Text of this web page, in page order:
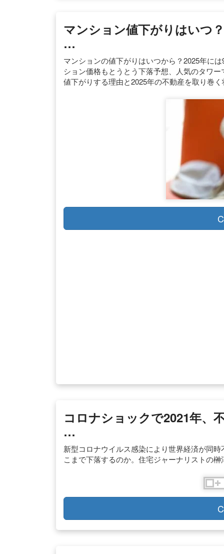
マンション値下がりはいつ
…
マンションの値下がりはいつから？2025年に
ション価格もとうとう下落予想、人気のタワ
値下がりする理由と2025年の不動産を取り巻
コロナショックで2021年、
…
新型コロナウイルス感染により世界経済が同
こまで下落するのか。住宅ジャーナリストの